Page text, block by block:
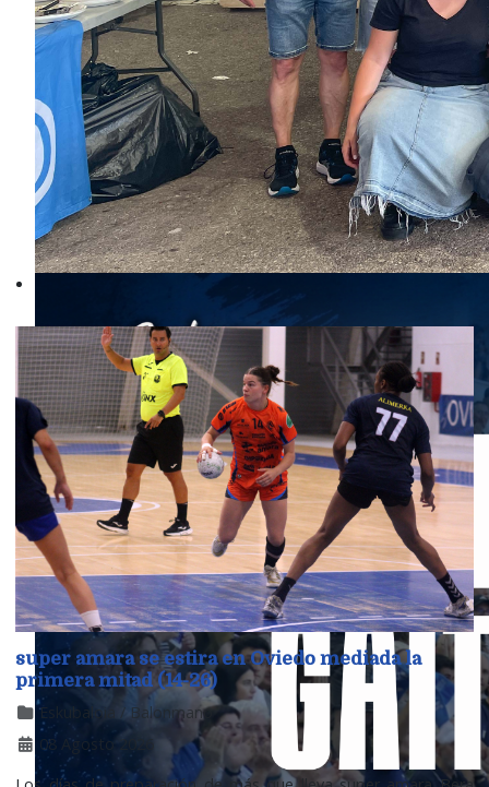
super amara se estira en Oviedo mediada la
primera mitad (14-26)
Eskubaloia / Balonmano
08 Agosto 2026